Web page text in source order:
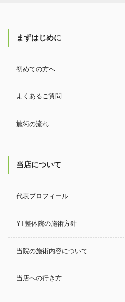
まずはじめに
初めての方へ
よくあるご質問
施術の流れ
当店について
代表プロフィール
YT整体院の施術方針
当院の施術内容について
当店への行き方